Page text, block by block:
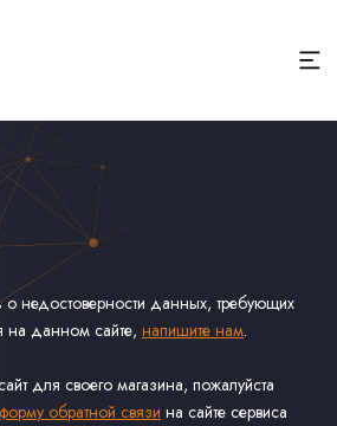
о недостоверности данных, требующих
на данном сайте, напишите нам.
для своего магазина, пожалуйста
форму обратной связи на сайте сервиса